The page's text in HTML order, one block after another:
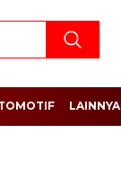
LAINNYA